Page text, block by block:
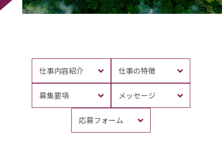
仕事内容紹介 仕事の特徴
募集要項 メッセージ
応募フォーム